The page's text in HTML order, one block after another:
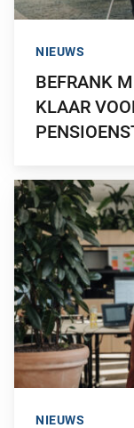
BEFRANK
KLAAR
NIEUWS
GA NAAR “BEGIN
NIEUWS